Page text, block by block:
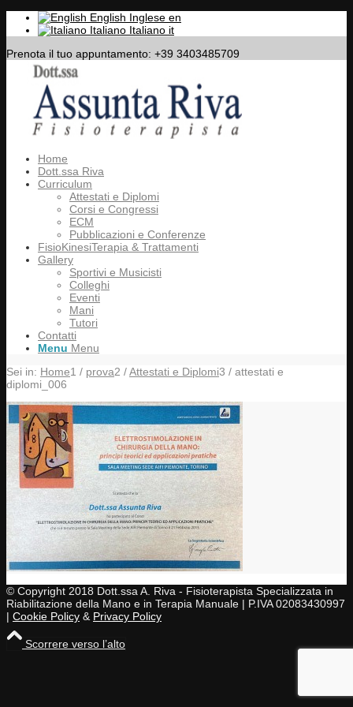
English Inglese en
Italiano Italiano it
Prenota il tuo appuntamento: +39 3403485709
Home
Dott.ssa Riva
Curriculum
Attestati e Diplomi
Corsi e Congressi
ECM
Pubblicazioni e Conferenze
FisioKinesiTerapia & Trattamenti
Gallery
Sportivi e Musicisti
Colleghi
Eventi
Mani
Tutori
Contatti
Menu Menu
Sei in: Home1 / prova2 /Attestati e Diplomi3 / attestati e
diplomi_006
© Copyright 2018 Dott.ssa A. Riva - Fisioterapista Specializzata in
Riabilitazione della Mano e in Terapia Manuale | P.IVA 02083430997
| Cookie Policy & Privacy Policy
Scorrere verso l’alto